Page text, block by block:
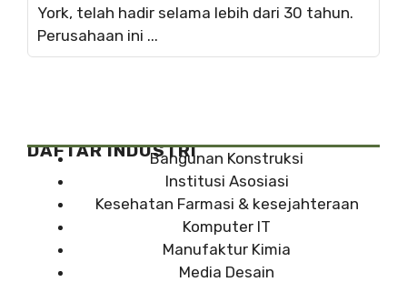
York, telah hadir selama lebih dari 30 tahun.
Perusahaan ini ...
DAFTAR INDUSTRIBangunan Konstruksi
Institusi Asosiasi
Kesehatan Farmasi & kesejahteraan
Komputer IT
Manufaktur Kimia
Media Desain